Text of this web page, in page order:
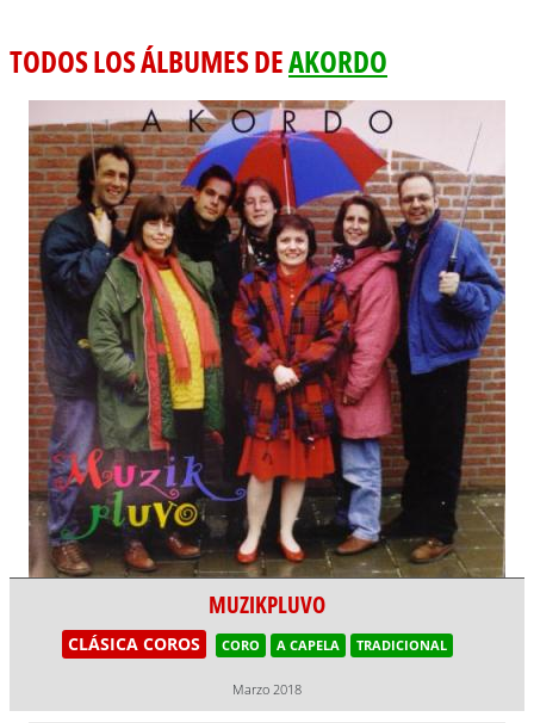
TODOS LOS ÁLBUMES DEAKORDO
MUZIKPLUVO
CLÁSICA COROS CORO A CAPELA TRADICIONAL
Marzo 2018